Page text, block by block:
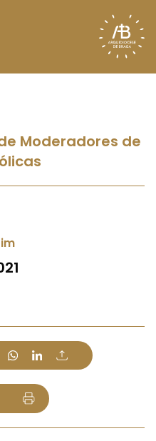
Moderadores de